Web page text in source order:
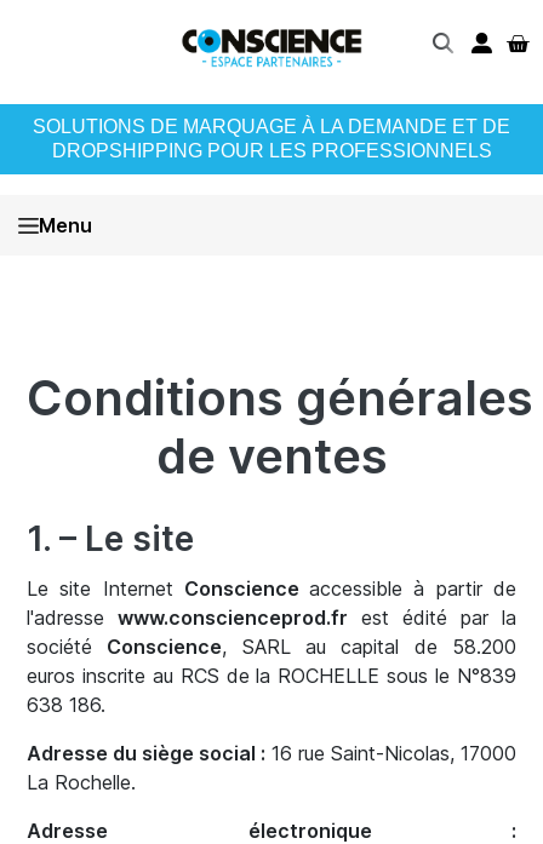
SOLUTIONS DE MARQUAGE À LA DEMANDE ET DE
DROPSHIPPING POUR LES PROFESSIONNELS
Menu
Conditions générales
de ventes
1. – Le site
Le site Internet Conscienceaccessible à partir de
l'adresse www.conscienceprod.fr est édité par la
société Conscience, SARL au capital de 58.200
euros inscrite au RCS de la ROCHELLE sous le N°839
638 186.
Adresse du siège social : 16 rue Saint-Nicolas, 17000
La Rochelle.
Adresse électronique :